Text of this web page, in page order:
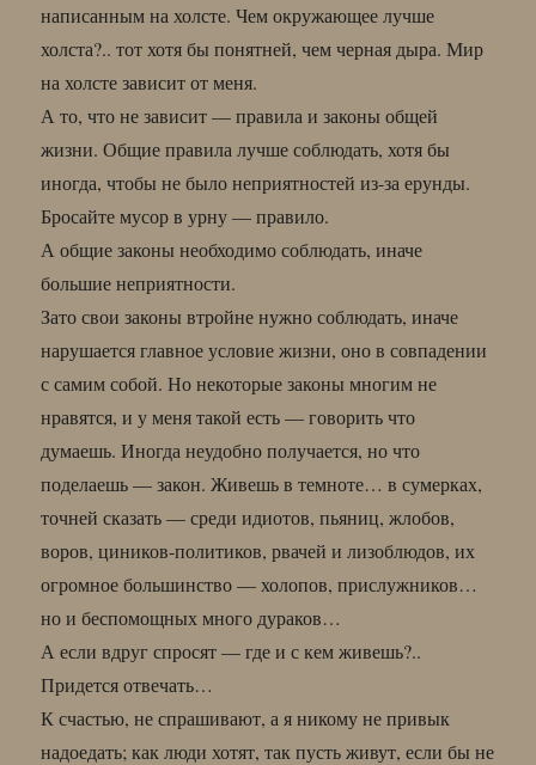
написанным на холсте. Чем окружающее лучше
холста?.. тот хотя бы понятней, чем черная дыра. Мир
на холсте зависит от меня.
А то, что не зависит — правила и законы общей
жизни. Общие правила лучше соблюдать, хотя бы
иногда, чтобы не было неприятностей из-за ерунды.
Бросайте мусор в урну — правило.
А общие законы необходимо соблюдать, иначе
большие неприятности.
Зато свои законы втройне нужно соблюдать, иначе
нарушается главное условие жизни, оно в совпадении
с самим собой. Но некоторые законы многим не
нравятся, и у меня такой есть — говорить что
думаешь. Иногда неудобно получается, но что
поделаешь — закон. Живешь в темноте… в сумерках,
точней сказать — среди идиотов, пьяниц, жлобов,
воров, циников-политиков, рвачей и лизоблюдов, их
огромное большинство — холопов, прислужников…
но и беспомощных много дураков…
А если вдруг спросят — где и с кем живешь?..
Придется отвечать…
К счастью, не спрашивают, а я никому не привык
надоедать; как люди хотят, так пусть живут, если бы не